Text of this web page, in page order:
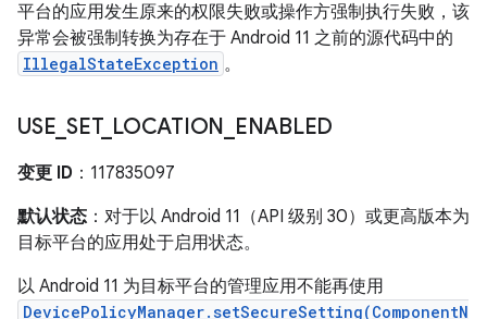
平台的应用发生原来的权限失败或操作方强制执行失败，该
异常会被强制转换为存在于 Android 11 之前的源代码中的
IllegalStateException 。
USE SET_ LOCATION ENABLED
变更 ID ：117835097
默认状态 ：对于以 Android 11（API 级别 30）或更高版本为
目标平台的应用处于启用状态。
以 Android 11 为目标平台的管理应用不能再使用
DevicePolicyManager.setSecureSetting(ComponentN